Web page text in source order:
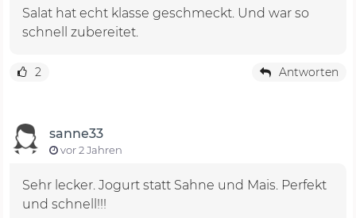
Salat hat echt klasse geschmeckt. Und war so
schnell zubereitet.
2 Antworten
sanne33
vor 2 Jahren
Sehr lecker. Jogurt statt Sahne und Mais. Perfekt
und schnell!!!